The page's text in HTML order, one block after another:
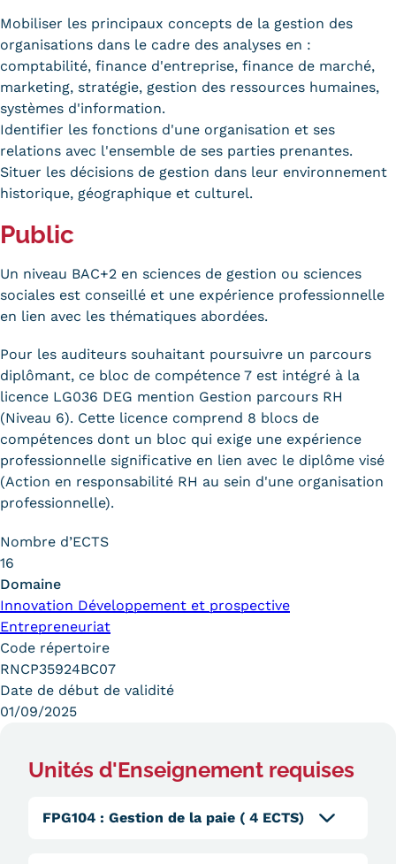
Carte lieux et centres Cnam en
BFC
Nos centres administratifs
Quoi de neuf au Cnam BFC?
Actualités
Revue de presse
Contact
Formulaire de contact
Formations
Trouver votre formation
OFFRE EN BFC
suites de parcours
Modalités d'enseignement
Formation en présentiel
Enseignement à distance
Validation des Acquis de
Mobiliser les principaux concepts de la gestion des
organisations dans le cadre des analyses en :
comptabilité, finance d'entreprise, finance de marché,
marketing, stratégie, gestion des ressources humaines,
systèmes d'information.
Identifier les fonctions d'une organisation et ses
relations avec l'ensemble de ses parties prenantes.
Situer les décisions de gestion dans leur environnement
historique, géographique et culturel.
Public
Un niveau BAC+2 en sciences de gestion ou sciences
sociales est conseillé et une expérience professionnelle
en lien avec les thématiques abordées.
Pour les auditeurs souhaitant poursuivre un parcours
diplômant, ce bloc de compétence 7 est intégré à la
licence LG036 DEG mention Gestion parcours RH
(Niveau 6). Cette licence comprend 8 blocs de
compétences dont un bloc qui exige une expérience
professionnelle significative en lien avec le diplôme visé
(Action en responsabilité RH au sein d'une organisation
professionnelle).
Nombre d’ECTS
16
Domaine
Innovation Développement et prospective
Entrepreneuriat
Code répertoire
RNCP35924BC07
Date de début de validité
01/09/2025
Unités d'Enseignement requises
FPG104 : Gestion de la paie ( 4 ECTS)